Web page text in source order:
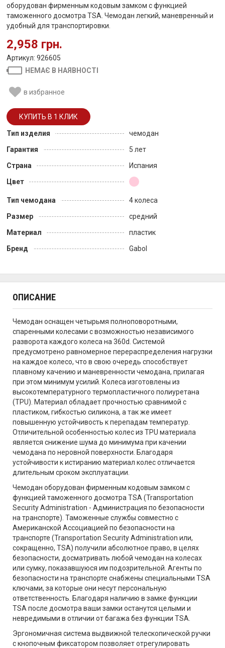
оборудован фирменным кодовым замком с функцией
таможенного досмотра TSA. Чемодан легкий, маневренный и
удобный для транспортировки.
2,958 грн.
Артикул: 926605
НЕМАЄ В НАЯВНОСТІ
в избранное
Тип изделия
чемодан
Гарантия
5 лет
Страна
Испания
Цвет
Тип чемодана
4 колеса
Размер
средний
Материал
пластик
Бренд
Gabol
ОПИСАНИЕ
Чемодан оснащен четырьмя полноповоротными,
спаренными колесами с возможностью независимого
разворота каждого колеса на 360d. Системой
предусмотрено равномерное перераспределения нагрузки
на каждое колесо, что в свою очередь способствует
плавному качению и маневренности чемодана, прилагая
при этом минимум усилий. Колеса изготовлены из
высокотемпературного термопластичного полиуретана
(TPU). Материал обладает прочностью сравнимой с
пластиком, гибкостью силикона, а так же имеет
повышенную устойчивость к перепадам температур.
Отличительной особенностью колес из TPU материала
является снижение шума до минимума при качении
чемодана по неровной поверхности. Благодаря
устойчивости к истиранию материал колес отличается
длительным сроком эксплуатации.
Чемодан оборудован фирменным кодовым замком с
функцией таможенного досмотра TSA (Transportation
Security Administration - Администрация по безопасности
на транспорте). Таможенные службы совместно с
Американской Ассоциацией по безопасности на
транспорте (Transportation Security Administration или,
сокращенно, TSA) получили абсолютное право, в целях
безопасности, досматривать любой чемодан на колесах
или сумку, показавшуюся им подозрительной. Агенты по
безопасности на транспорте снабжены специальными TSA
ключами, за которые они несут персональную
ответственность. Благодаря наличию в замке функции
TSA после досмотра ваши замки останутся целыми и
невредимыми в отличии от багажа без функции TSA.
Эргономичная система выдвижной телескопической ручки
с кнопочным фиксатором позволяет отрегулировать